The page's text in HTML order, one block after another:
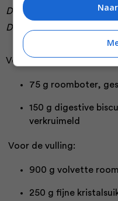
De originele gebakken
Dien zo op, of met een
Voor de bodem:
75 g roomboter,
150 g digestive
verkruimeld
Voor de vulling:
900 g volvette
250 g fijne